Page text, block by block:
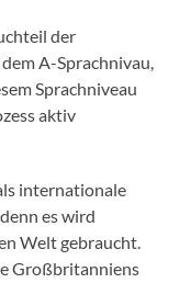
der
A-Sprachnivau,
Sprachniveau
aktiv
internationale
es wird
Welt gebraucht.
Großbritanniens